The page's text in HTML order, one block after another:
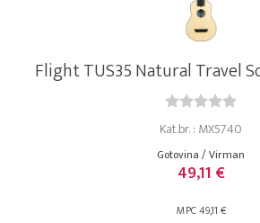
Flight TUS35 Natural Travel
Kat.br. : MX5740
Gotovina / Virman
49,11 €
MPC 49,11 €